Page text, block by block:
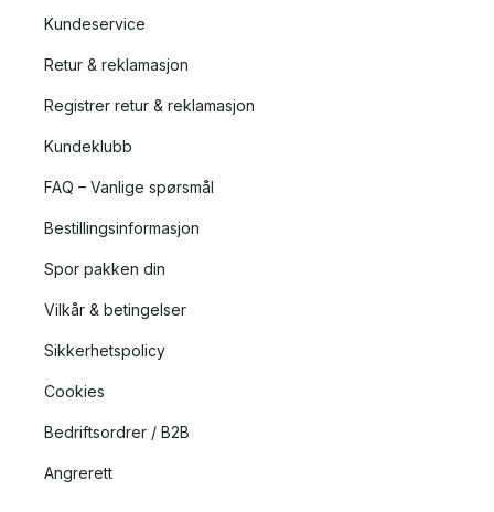
Kundeservice
Retur & reklamasjon
Registrer retur & reklamasjon
Kundeklubb
FAQ – Vanlige spørsmål
Bestillingsinformasjon
Spor pakken din
Vilkår & betingelser
Sikkerhetspolicy
Cookies
Bedriftsordrer / B2B
Angrerett